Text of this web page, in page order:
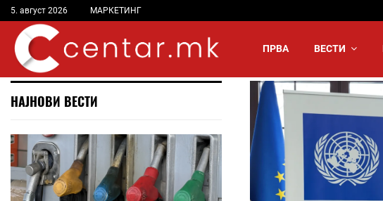
5. август 2026 МАРКЕТИНГ
ПРВА ВЕСТИ
НАЈНОВИ ВЕСТИ